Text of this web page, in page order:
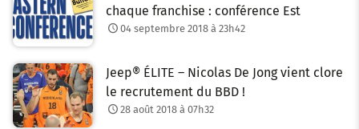
chaque franchise : conférence Est
04 septembre 2018 à 23h42
Jeep® ÉLITE – Nicolas De Jong vient clore
le recrutement du BBD !
28 août 2018 à 07h32